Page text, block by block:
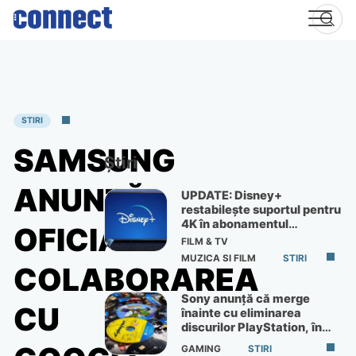
Skip
STIRI
SAMSUNG
ANUNȚĂ
OFICIAL
COLABORAREA
CU
Știri
UPDATE: Disney+
restabilește suportul pentru
4K în abonamentul
Premium
FILM & TV
MUZICA SI FILM
STIRI
Sony anunță că merge
înainte cu eliminarea
discurilor PlayStation, în
ciuda protestelor
GAMING STIRI